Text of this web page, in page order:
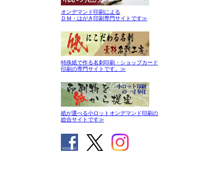
オンデマンド印刷による
ＤＭ・はがき印刷専門サイトです≫
特殊紙で作る名刺印刷・ショップカード
印刷の専門サイトです。≫
紙が選べる小ロットオンデマンド印刷の
総合サイトです≫